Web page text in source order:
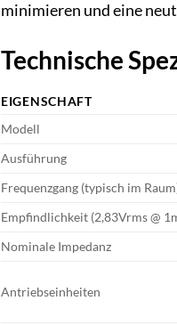
minimieren und eine
Technische
EIGENSCHAFT
Modell
Ausführung
Frequenzgang (typisch im
Empfindlichkeit (2,83Vrms @
Nominale Impedanz
Antriebseinheiten